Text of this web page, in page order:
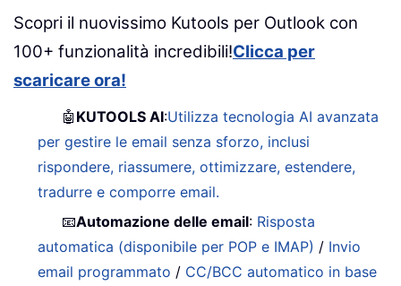
Scopri il nuovissimo Kutools per Outlook con
100+ funzionalità incredibili!Clicca per
scaricare ora!
🤖 KUTOOLS AI:Utilizza tecnologia AI avanzata
per gestire le email senza sforzo, inclusi
rispondere, riassumere, ottimizzare, estendere,
tradurre e comporre email.
📧Automazione delle email: Risposta
automatica (disponibile per POP e IMAP) / Invio
email programmato / CC/BCC automatico in base